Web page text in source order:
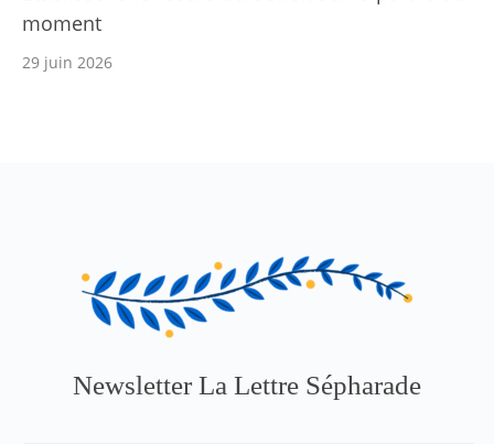
moment
29 juin 2026
Newsletter La Lettre Sépharade